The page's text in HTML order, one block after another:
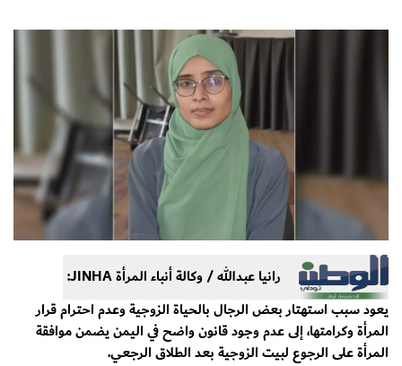
رانيا عبدالله / وكالة أنباء المرأة JINHA:
يعود سبب استهتار بعض الرجال بالحياة الزوجية وعدم احترام قرار
المرأة وكرامتها، إلى عدم وجود قانون واضح في اليمن يضمن موافقة
المرأة على الرجوع لبيت الزوجية بعد الطلاق الرجعي.